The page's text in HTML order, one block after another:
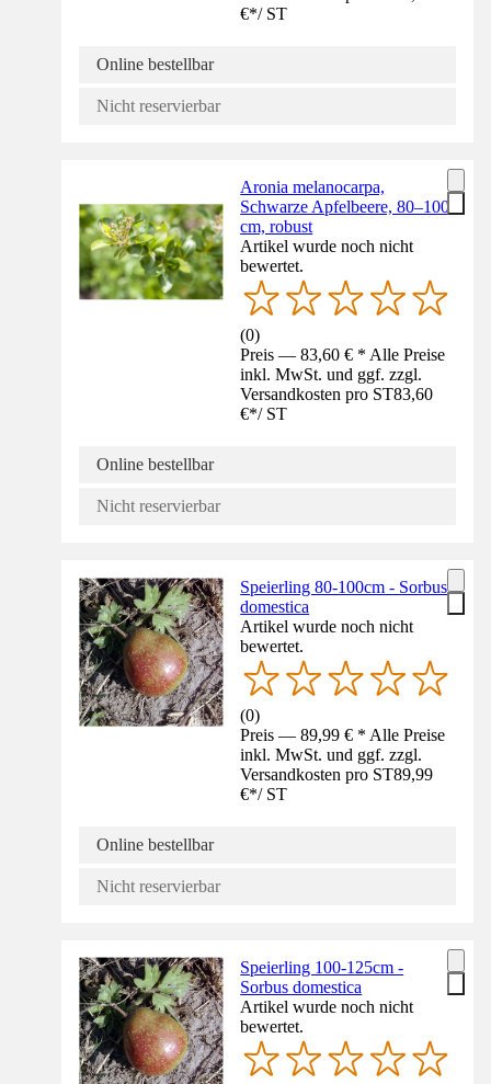
€*/ ST
Online bestellbar
Nicht reservierbar
Aronia melanocarpa,
Schwarze Apfelbeere, 80–100
cm, robust
Artikel wurde noch nicht
bewertet.
(0)
Preis — 83,60 € * Alle Preise
inkl. MwSt. und ggf. zzgl.
Versandkosten pro ST83,60
€*/ ST
Online bestellbar
Nicht reservierbar
Speierling 80-100cm - Sorbus
domestica
Artikel wurde noch nicht
bewertet.
(0)
Preis — 89,99 € * Alle Preise
inkl. MwSt. und ggf. zzgl.
Versandkosten pro ST89,99
€*/ ST
Online bestellbar
Nicht reservierbar
Speierling 100-125cm -
Sorbus domestica
Artikel wurde noch nicht
bewertet.